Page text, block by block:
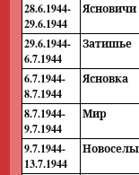
28.6.1944-
29.6.1944
Ясновичи
29.6.1944-
6.7.1944
Затишье
6.7.1944-
8.7.1944
Ясновка
8.7.1944-
9.7.1944
Мир
9.7.1944-
13.7.1944
Новоселы